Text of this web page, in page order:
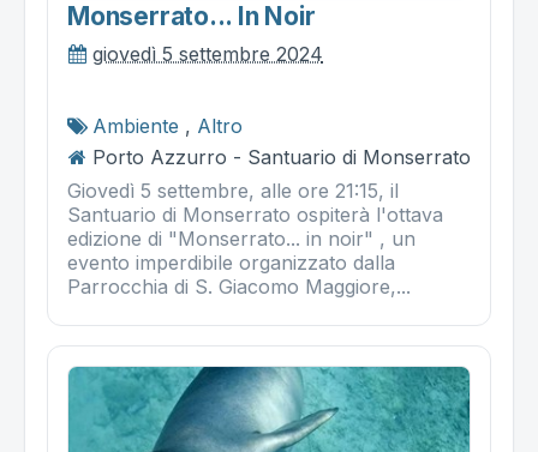
Monserrato... In Noir
giovedì 5 settembre 2024
Ambiente , Altro
Porto Azzurro - Santuario di Monserrato
Giovedì 5 settembre, alle ore 21:15, il
Santuario di Monserrato ospiterà l'ottava
edizione di "Monserrato... in noir" , un
evento imperdibile organizzato dalla
Parrocchia di S. Giacomo Maggiore,...